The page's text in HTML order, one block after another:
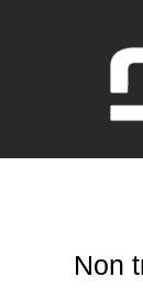
Non